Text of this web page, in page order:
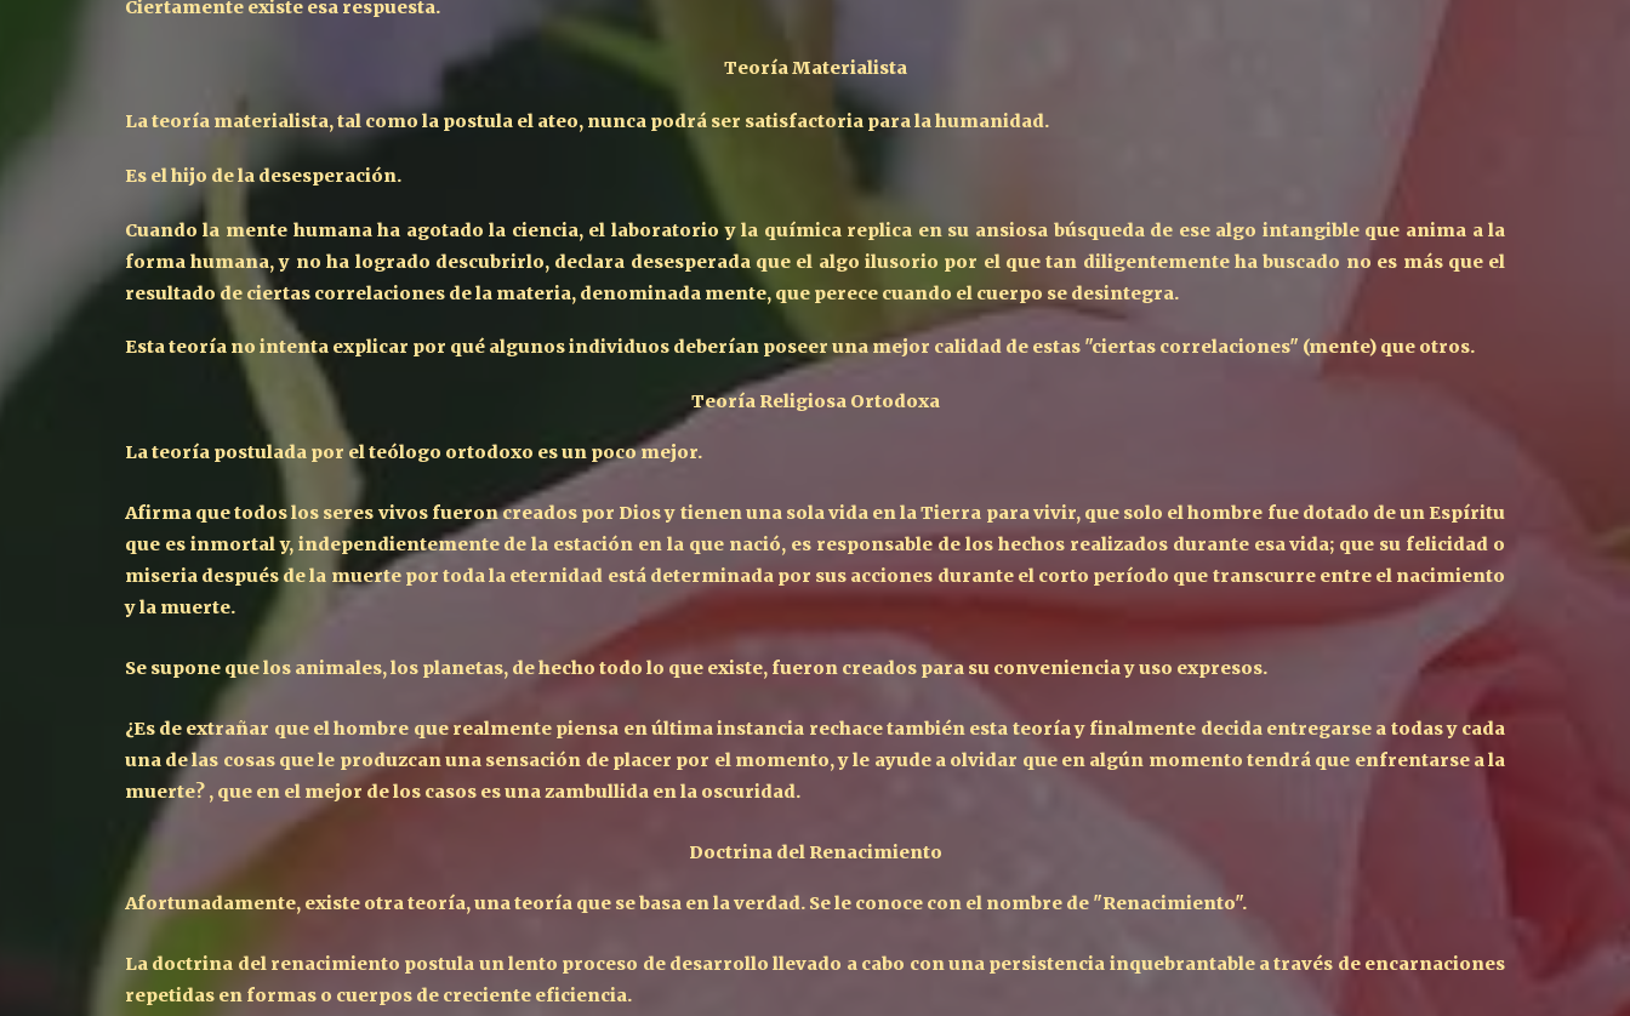
Ciertamente existe esa respuesta.
TeoríaMaterialista
La teoría materialista, tal como la postula el ateo, nunca podrá ser satisfactoria para la humanidad.
Es el hijo de la desesperación.
Cuando la mente humana ha agotado la ciencia, el laboratorio y la química replica en su ansiosa búsqueda de ese algo intangible que anima a la
forma humana, y no ha logrado descubrirlo, declara desesperada que el algo ilusorio por el que tan diligentemente ha buscado no es más que el
resultado de ciertas correlaciones de la materia, denominada mente, que perece cuando el cuerpo se desintegra.
Esta teoría no intenta explicar por qué algunos individuos deberían poseer una mejor calidad de estas "ciertas correlaciones" (mente) que otros.
Teoría Religiosa Ortodoxa
La teoría postulada por el teólogo ortodoxo es un poco mejor.
Afirma que todos los seres vivos fueron creados por Dios y tienen una sola vida en la Tierra para vivir, que solo el hombre fue dotado de un Espíritu
que es inmortal y, independientemente de la estación en la que nació, es responsable de los hechos realizados durante esa vida; que su felicidad o
miseria después de la muerte por toda la eternidad está determinada por sus acciones durante el corto período que transcurre entre el nacimiento
y la muerte.
Se supone que los animales, los planetas, de hecho todo lo que existe, fueron creados para su conveniencia y uso expresos.
¿Es de extrañar que el hombre que realmente piensa en última instancia rechace también esta teoría y finalmente decida entregarse a todas y cada
una de las cosas que le produzcan una sensación de placer por el momento, y le ayude a olvidar que en algún momento tendrá que enfrentarse a la
muerte? , que en el mejor de los casos es una zambullida en la oscuridad.
Doctrina del Renacimiento
Afortunadamente, existe otra teoría, una teoría que se basa en la verdad. Se le conoce con el nombre de "Renacimiento".
La doctrina del renacimiento postula un lento proceso de desarrollo llevado a cabo con una persistencia inquebrantable a través de encarnaciones
repetidas en formas o cuerpos de creciente eficiencia.